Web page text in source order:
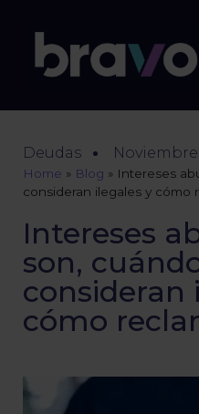
Deudas Noviembre
Home » Blog » Intereses
consideran ilegales y cómo
Intereses
son,
consideran
cómo